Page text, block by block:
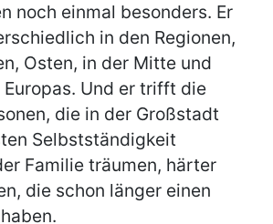
noch einmal besonders. Er
in den Regionen,
Osten, in der Mitte und
Europas. Und er trifft die
die in der Großstadt
Selbstständigkeit
Familie träumen, härter
die schon länger einen